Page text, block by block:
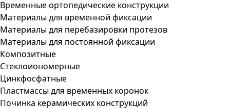
Временные ортопедические конструкции
Материалы для временной фиксации
Материалы для перебазировки протезов
Материалы для постоянной фиксации
Композитные
Стеклоиономерные
Цинкфосфатные
Пластмассы для временных коронок
Починка керамических конструкций